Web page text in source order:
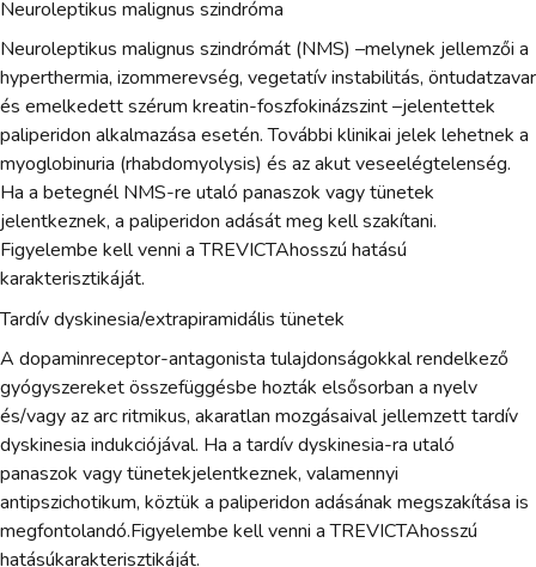
Neuroleptikus malignus szindróma
Neuroleptikus malignus szindrómát (NMS) –melynek jellemzői a
hyperthermia, izommerevség, vegetatív instabilitás, öntudatzavar
és emelkedett szérum kreatin-foszfokinázszint –jelentettek
paliperidon alkalmazása esetén. További klinikai jelek lehetnek a
myoglobinuria (rhabdomyolysis) és az akut veseelégtelenség.
Ha a betegnél NMS-re utaló panaszok vagy tünetek
jelentkeznek, a paliperidon adását meg kell szakítani.
Figyelembe kell venni a TREVICTAhosszú hatású
karakterisztikáját.
Tardív dyskinesia/extrapiramidális tünetek
A dopaminreceptor-antagonista tulajdonságokkal rendelkező
gyógyszereket összefüggésbe hozták elsősorban a nyelv
és/vagy az arc ritmikus, akaratlan mozgásaival jellemzett tardív
dyskinesia indukciójával. Ha a tardív dyskinesia-ra utaló
panaszok vagy tünetekjelentkeznek, valamennyi
antipszichotikum, köztük a paliperidon adásának megszakítása is
megfontolandó.Figyelembe kell venni a TREVICTAhosszú
hatásúkarakterisztikáját.